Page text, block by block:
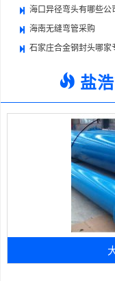
海口异径弯头有哪些公
海南无缝弯管采购
石家庄合金钢封头哪家
盐